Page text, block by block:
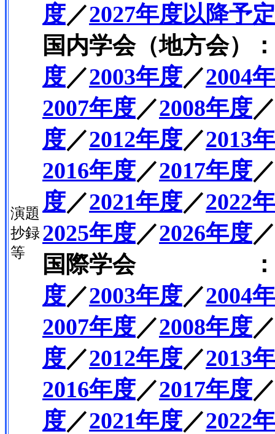
演題
抄録
等
度／2027年度以降予定
国内学会（地方会）：
度／2003年度／2004
2007年度／2008年度／
度／2012年度／2013
2016年度／2017年度／
度／2021年度／2022
2025年度／2026年度／
国際学会 ：
度／2003年度／2004
2007年度／2008年度／
度／2012年度／2013
2016年度／2017年度／
度／2021年度／2022